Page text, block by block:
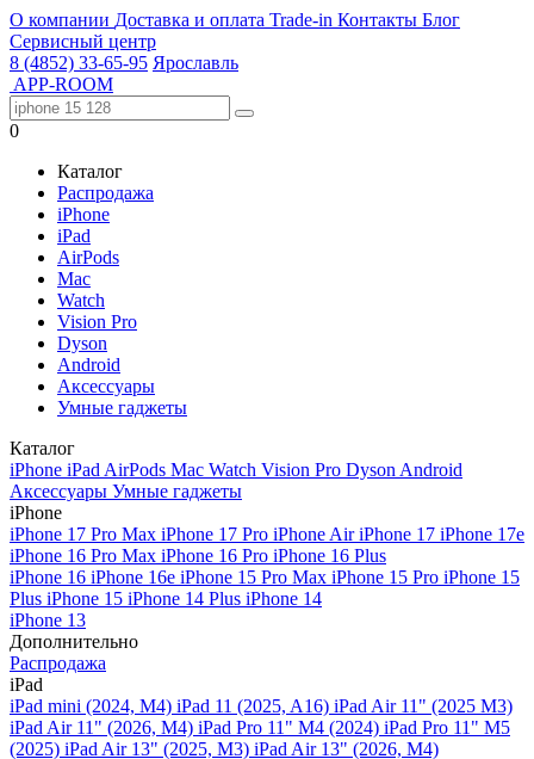
О компании Доставка и оплата Trade-in Контакты Блог
Сервисный центр
8 (4852) 33-65-95 Ярославль
APP-ROOM
0
Каталог
Распродажа
iPhone
iPad
AirPods
Mac
Watch
Vision Pro
Dyson
Android
Аксессуары
Умные гаджеты
Каталог
iPhone iPad AirPods Mac Watch Vision Pro Dyson Android
Аксессуары Умные гаджеты
iPhone
iPhone 17 Pro Max iPhone 17 Pro iPhone AiriPhone 17 iPhone 17e
iPhone 16 Pro Max iPhone 16 Pro iPhone 16 Plus
iPhone 16 iPhone 16e iPhone 15 Pro Max iPhone 15 Pro iPhone 15
Plus iPhone 15 iPhone 14 Plus iPhone 14
iPhone 13
Дополнительно
Распродажа
iPad
iPad mini (2024, M4) iPad 11 (2025, A16) iPad Air 11" (2025 M3)
iPad Air 11" (2026, M4) iPad Pro 11" M4 (2024) iPad Pro 11" M5
(2025) iPad Air 13" (2025, M3) iPad Air 13" (2026, M4)